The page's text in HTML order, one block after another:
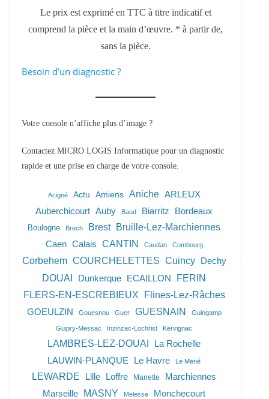
Le prix est exprimé en TTC à titre indicatif et
comprend la pièce et la main d’œuvre. * à partir de,
sans la pièce.
Besoin d’un diagnostic ?
Votre console n’affiche plus d’image ?
Contactez MICRO LOGIS Informatique pour un diagnostic
rapide et une prise en charge de votre console.
Acigné Actu Amiens Aniche ARLEUX
Auberchicourt Auby Baud Biarritz Bordeaux
Boulogne Brech Brest
Bruille-Lez-Marchiennes
Caen Calais CANTIN Caudan Combourg
Corbehem COURCHELETTES Cuincy Dechy
DOUAI Dunkerque ECAILLON
FERIN
FLERS-EN-ESCREBIEUX
Flines-Lez-Râches
GOEULZIN
Gouesnou Guer GUESNAIN Guingamp
Guipry-Messac Inzinzac-Lochrist Kervignac
LAMBRES-LEZ-DOUAI
La Rochelle
LAUWIN-PLANQUE
Le Havre Le Mené
LEWARDE Lille Loffre Manette
Marchiennes
Marseille
MASNY Melesse Monchecourt